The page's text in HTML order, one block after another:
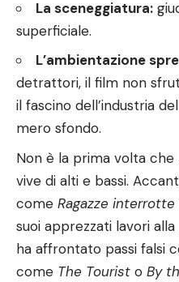
La sceneggiatura:
superficiale.
L’ambientazione
detrattori, il film non
il fascino dell’industria
mero sfondo.
Non è la prima volta
vive di alti e bassi.
come Ragazze interrotte
suoi apprezzati lavori
ha affrontato passi falsi
come The Tourist o By